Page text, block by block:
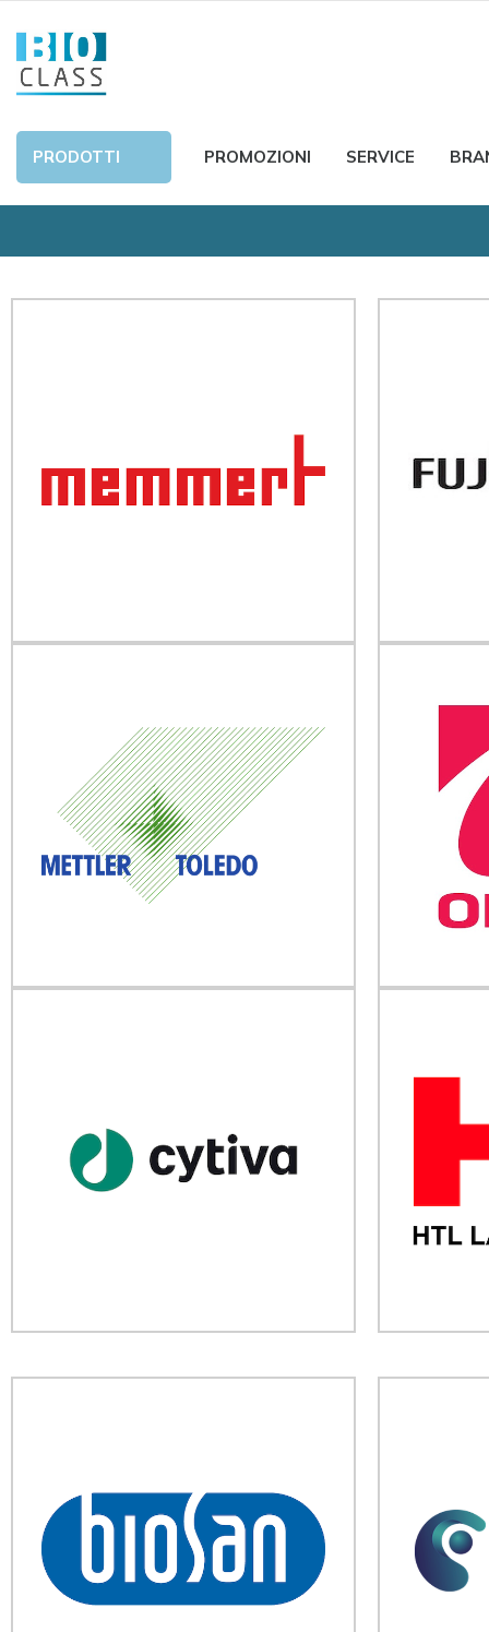
PRODOTTI PROMOZIONI SERVICE